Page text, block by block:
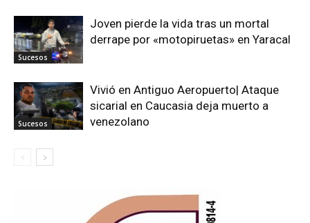
Sucesos
Joven pierde la vida tras un mortal
derrape por «motopiruetas» en Yaracal
Sucesos
Vivió en Antiguo Aeropuerto| Ataque
sicarial en Caucasia deja muerto a
venezolano